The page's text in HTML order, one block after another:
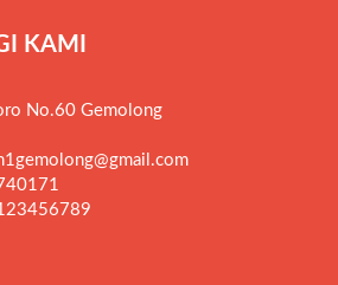
KAMI
No.60 Gemolong